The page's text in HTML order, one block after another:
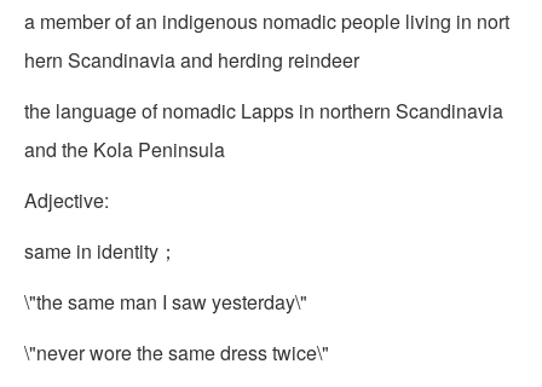
a member of an indigenous nomadic people living in nort
hern Scandinavia and herding reindeer
the language of nomadic Lapps in northern Scandinavia
and the Kola Peninsula
Adjective:
same in identity；
\"the same man I saw yesterday\"
\"never wore the same dress twice\"